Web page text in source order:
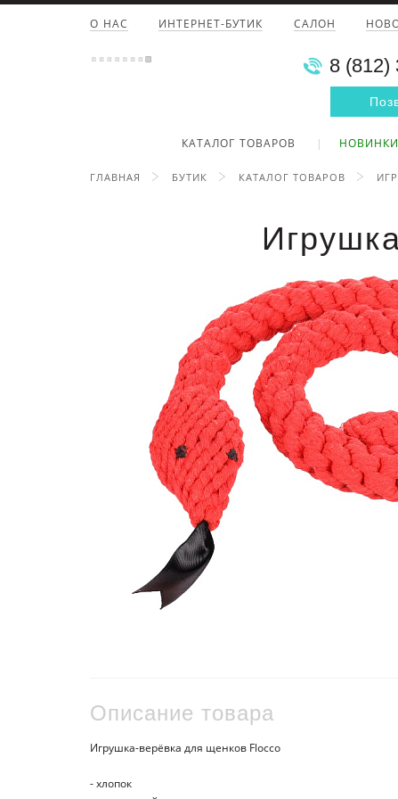
О НАС ИНТЕРНЕТ-БУТИК САЛОН
8 (812)
КАТАЛОГ ТОВАРОВ НОВИНКИ
ГЛАВНАЯ БУТИК КАТАЛОГ ТОВАРОВ
Описание товара
Игрушка-верёвка для щенков Flocco
- хлопок